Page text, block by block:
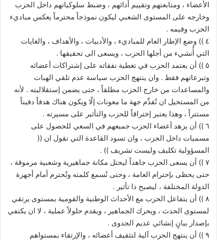
الأعضاء ، ومتابعتهم وتقييم أدائهم ، وضبط سلوكياتهم داخل الحزب
وخارجه على المستوى الشعبي ليكون نموذجاً محترماً يعكس مباديء
الحزب وقيمه .
٤ )) وضع الإطار العام للمباديء ، والأدبيات ، والأهداف ، والغايات
التي أُنشيء من أجلها الحزب ، ويسعى الى تحقيقها .
٥ )) أن يعتمد الحزب في تغطية نفقاته على إشتراكات أعضائه
وتبرعاتهم فقط . وان ينتهج الحزب سياسة عدم تلقي الهبات
والمساعدات من خارج الحزب مطلقاً ، حتى يضمن إستقلاليته . لأنه
من المستحيل ان تُقدِّم جهة ما معونات إلّا ويكون هناك هدفاً دفيناً
مستتراً ، وهذا يعتبر إختراقاً للحزب والتأثير على مسيرته .
٦ )) أن يزهد أعضاء الحزب جميعهم في السعي للحصول على
مسميات داخل الحزب ، وان تسود القاعدة التي تقول ان ((
المسؤولية تكليف وليست تشريف )) .
٧ )) أن يسعى الحزب جاهداً ليحتل مكانة جماهيرية وشعبية مرموقة ،
حتى يحظى بإحترام العامة ، وحتى تُسمع كلمته وتُحترم أمام أجهزة
الدولة المختلفة ، ليصبح ذا تأثير .
٨ )) أن يتفاعل الحزب مع الأحداث الوطنية والقومية بمستوى يرتقي
لمستوى الحدث ، ويحرك الجماهير ، ويقدم حلولاً عملية ، لا ان يكتفي
بإصدار بيانٍ إنشائي عديم الجدوى .
٩ )) أن ينتهج الحزب آلية لتثقيف أعضائه ، والإرتقاء بمستواهم